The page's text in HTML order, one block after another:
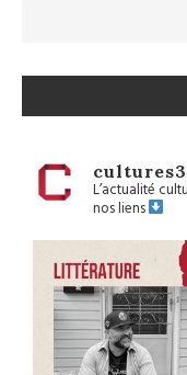
L’actualité
nos liens